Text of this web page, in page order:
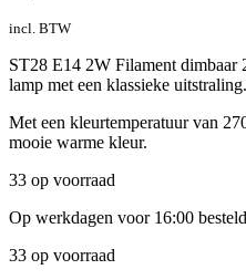
incl. BTW
ST28 E14 2W Filament
lamp met een klassieke uitstraling.
Met een kleurtemperatuur van
mooie warme kleur.
33 op voorraad
Op werkdagen voor 16:00
33 op voorraad